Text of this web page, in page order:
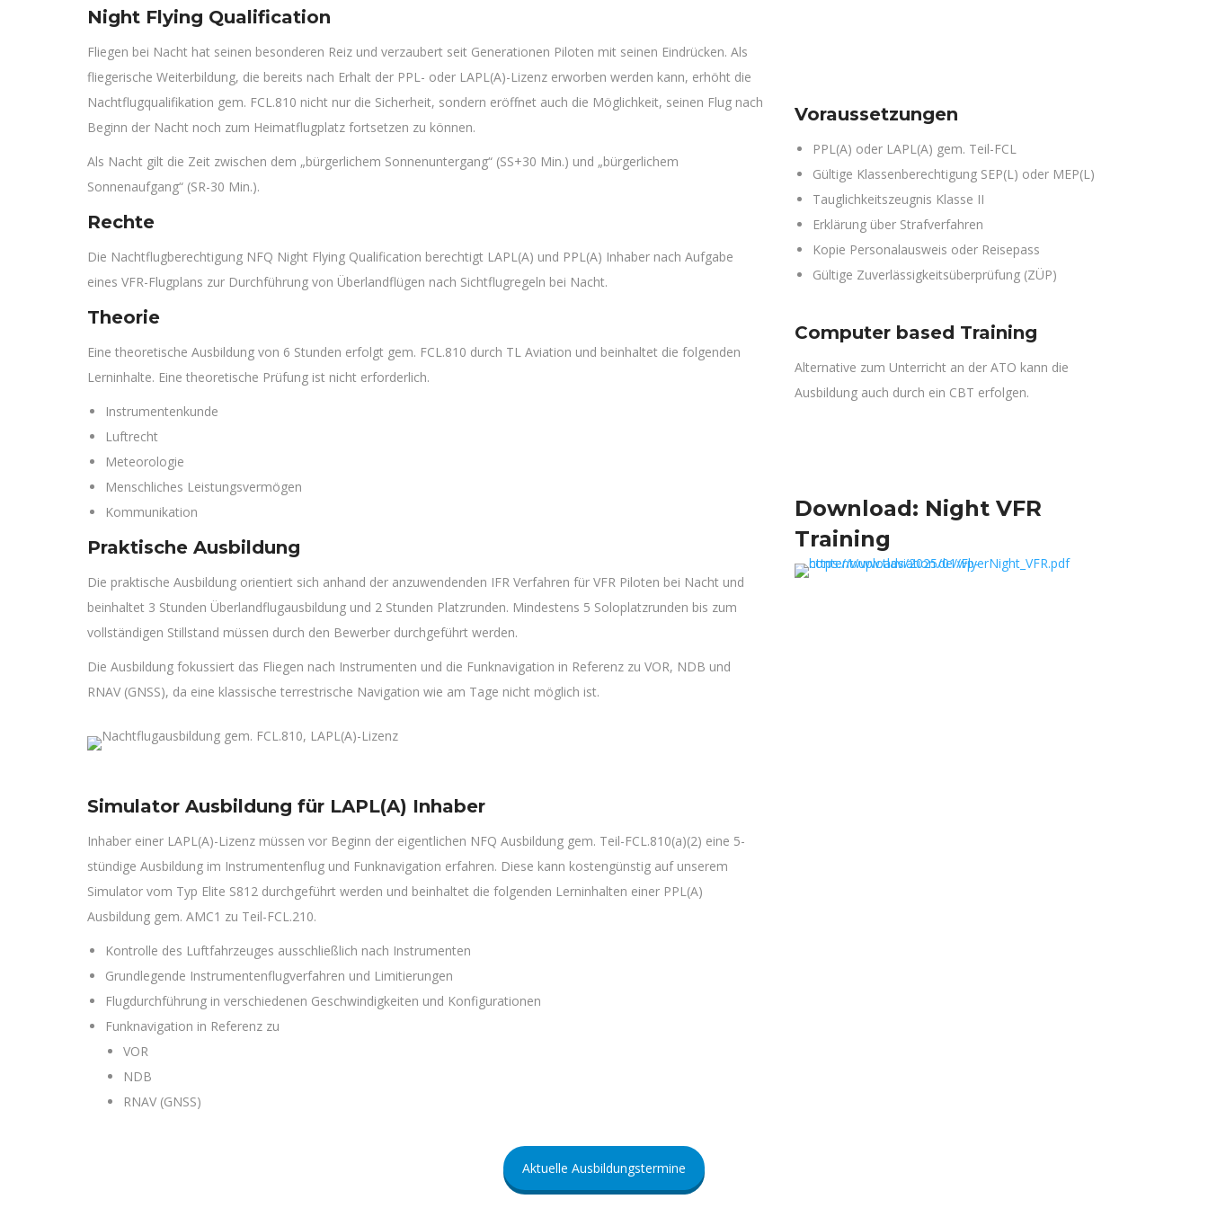
Night Flying Qualification
Fliegen bei Nacht hat seinen besonderen Reiz und verzaubert seit Generationen Piloten mit seinen Eindrücken. Als
fliegerische Weiterbildung, die bereits nach Erhalt der PPL- oder LAPL(A)-Lizenz erworben werden kann, erhöht die
Nachtflugqualifikation gem. FCL.810 nicht nur die Sicherheit, sondern eröffnet auch die Möglichkeit, seinen Flug nach
Beginn der Nacht noch zum Heimatflugplatz fortsetzen zu können.
Als Nacht gilt die Zeit zwischen dem „bürgerlichem Sonnenuntergang“ (SS+30 Min.) und „bürgerlichem
Sonnenaufgang“ (SR-30 Min.).
Rechte
Die Nachtflugberechtigung NFQ Night Flying Qualification berechtigt LAPL(A) und PPL(A) Inhaber nach Aufgabe
eines VFR-Flugplans zur Durchführung von Überlandflügen nach Sichtflugregeln bei Nacht.
Theorie
Eine theoretische Ausbildung von 6 Stunden erfolgt gem. FCL.810 durch TL Aviation und beinhaltet die folgenden
Lerninhalte. Eine theoretische Prüfung ist nicht erforderlich.
Instrumentenkunde
Luftrecht
Meteorologie
Menschliches Leistungsvermögen
Kommunikation
Praktische Ausbildung
Die praktische Ausbildung orientiert sich anhand der anzuwendenden IFR Verfahren für VFR Piloten bei Nacht und
beinhaltet 3 Stunden Überlandflugausbildung und 2 Stunden Platzrunden. Mindestens 5 Soloplatzrunden bis zum
vollständigen Stillstand müssen durch den Bewerber durchgeführt werden.
Die Ausbildung fokussiert das Fliegen nach Instrumenten und die Funknavigation in Referenz zu VOR, NDB und
RNAV (GNSS), da eine klassische terrestrische Navigation wie am Tage nicht möglich ist.
Simulator Ausbildung für LAPL(A) Inhaber
Inhaber einer LAPL(A)-Lizenz müssen vor Beginn der eigentlichen NFQ Ausbildung gem. Teil-FCL.810(a)(2) eine 5-
stündige Ausbildung im Instrumentenflug und Funknavigation erfahren. Diese kann kostengünstig auf unserem
Simulator vom Typ Elite S812 durchgeführt werden und beinhaltet die folgenden Lerninhalten einer PPL(A)
Ausbildung gem. AMC1 zu Teil-FCL.210.
Kontrolle des Luftfahrzeuges ausschließlich nach Instrumenten
Grundlegende Instrumentenflugverfahren und Limitierungen
Flugdurchführung in verschiedenen Geschwindigkeiten und Konfigurationen
Funknavigation in Referenz zu
VOR
NDB
RNAV (GNSS)
Voraussetzungen
PPL(A) oder LAPL(A) gem. Teil-FCL
Gültige Klassenberechtigung SEP(L) oder MEP(L)
Tauglichkeitszeugnis Klasse II
Erklärung über Strafverfahren
Kopie Personalausweis oder Reisepass
Gültige Zuverlässigkeitsüberprüfung (ZÜP)
Computer based Training
Alternative zum Unterricht an der ATO kann die
Ausbildung auch durch ein CBT erfolgen.
Download: Night VFR
Training
Aktuelle Ausbildungstermine